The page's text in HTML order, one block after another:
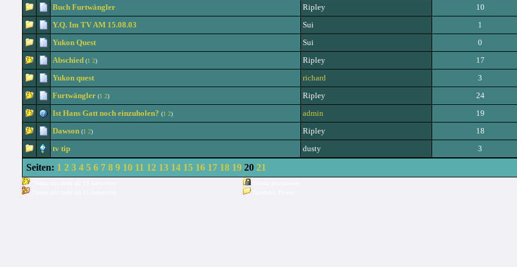
Buch Furtwängler Ripley 10
Y.Q. Im TV AM 15.08.03 Sui 1
Yukon Quest Sui 0
Abschied (1 2) Ripley 17
Yukon quest richard 3
Furtwängler (1 2) Ripley 24
Ist Hans Gatt noch einzuholen? (1 2) admin 19
Dawson (1 2) Ripley 18
tv tip dusty 3
Seiten: 1 2 3 4 5 6 7 8 9 10 11 12 13 14 15 16 17 18 19 20 21